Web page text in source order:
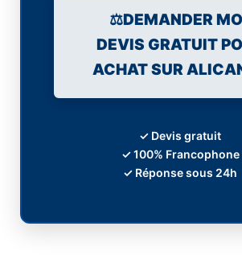
⚖️DEMANDER
DEVIS GRATUIT
ACHAT SUR
✓ Devis gratuit
✓ 100% Francophone
✓ Réponse sous 24h